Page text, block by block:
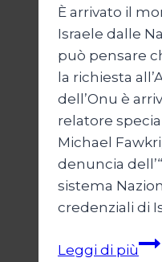
È arrivato il
Israele dalle
può pensare
la richiesta
dell’Onu è
relatore
Michael
denuncia
sistema
credenziali di
Leggi di piùOnu